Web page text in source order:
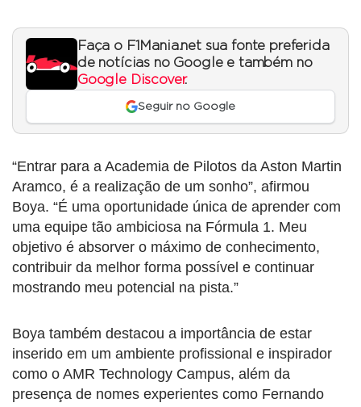
Faça o F1Mania.net sua fonte preferida
de notícias no Google e também no
Google Discover.
Seguir no Google
“Entrar para a Academia de Pilotos da Aston Martin
Aramco, é a realização de um sonho”, afirmou
Boya. “É uma oportunidade única de aprender com
uma equipe tão ambiciosa na Fórmula 1. Meu
objetivo é absorver o máximo de conhecimento,
contribuir da melhor forma possível e continuar
mostrando meu potencial na pista.”
Boya também destacou a importância de estar
inserido em um ambiente profissional e inspirador
como o AMR Technology Campus, além da
presença de nomes experientes como Fernando